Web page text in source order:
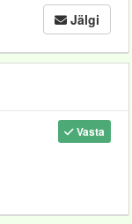
Jälgi
Vasta